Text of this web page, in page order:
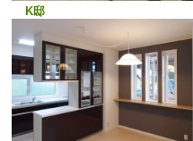
K邸